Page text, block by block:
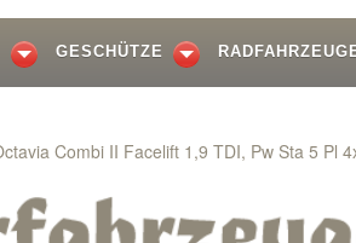
GESCHÜTZE
Combi II Facelift 1,9 TDI, Pw Sta 5 Pl